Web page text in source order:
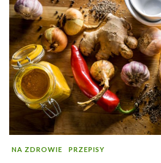
NA ZDROWIE PRZEPISY